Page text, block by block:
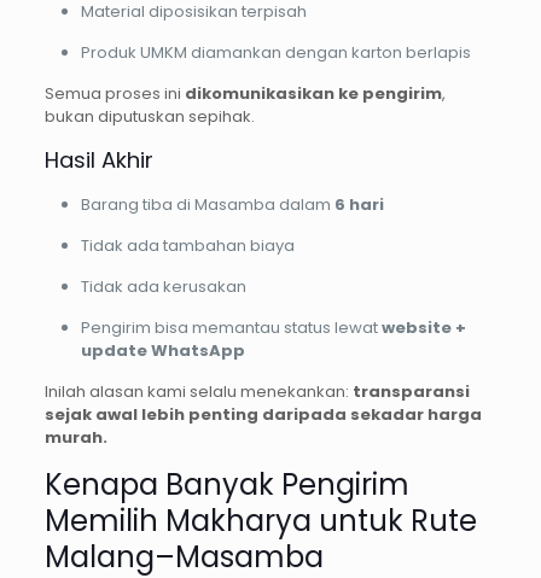
Material diposisikan terpisah
Produk UMKM diamankan dengan karton berlapis
Semua proses ini dikomunikasikan ke pengirim,
bukan diputuskan sepihak.
Hasil Akhir
Barang tiba di Masamba dalam 6 hari
Tidak ada tambahan biaya
Tidak ada kerusakan
Pengirim bisa memantau status lewatwebsite +
update WhatsApp
Inilah alasan kami selalu menekankan: transparansi
sejak awal lebih penting daripada sekadar harga
murah.
Kenapa Banyak Pengirim
Memilih Makharya untuk Rute
Malang–Masamba